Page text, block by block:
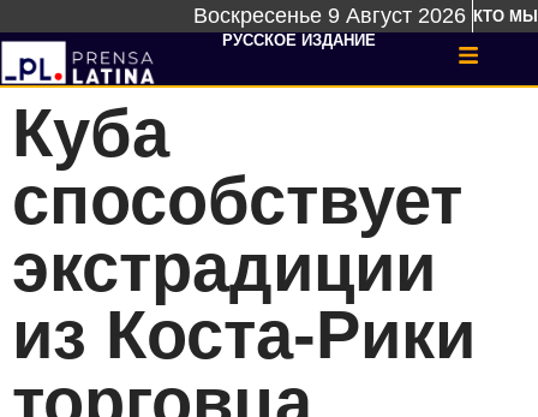
Воскресенье 9 Август 2026 КТО МЫ
РУССКОЕ ИЗДАНИЕ
Куба
способствует
экстрадиции
из Коста-Рики